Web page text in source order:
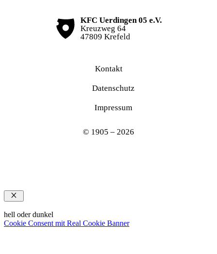
KFC Uerdingen 05 e.V.
Kreuzweg 64
47809 Krefeld
Kontakt
Datenschutz
Impressum
© 1905 – 2026
Schließen
hell oder dunkel
Cookie Consent mit Real Cookie Banner